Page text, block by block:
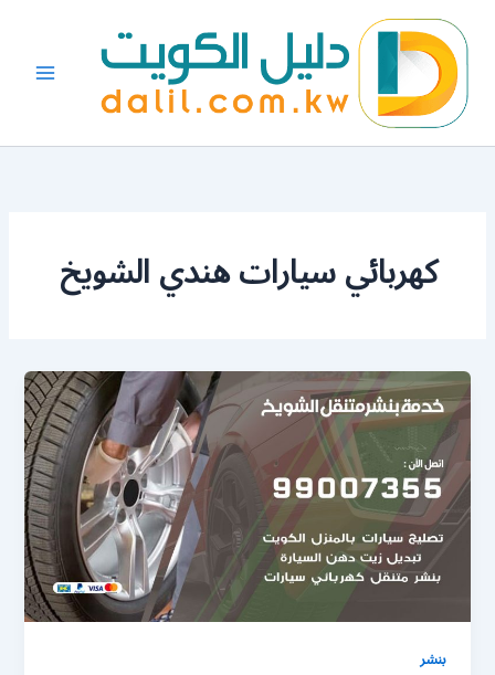
المحتوى
كهربائي سيارات هندي الشويخ
بنشر